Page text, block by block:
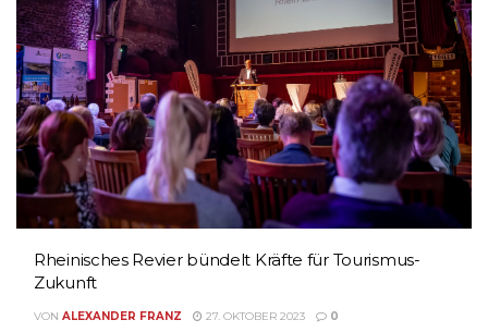
Rheinisches Revier bündelt Kräfte für Tourismus-
Zukunft
VON ALEXANDER FRANZ 27. OKTOBER 2023 0